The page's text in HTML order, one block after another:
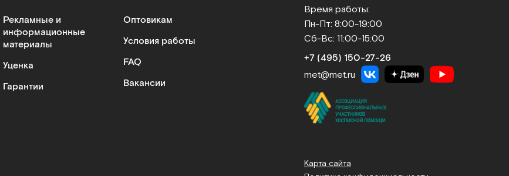
Рекламные и
информационные
материалы
Уценка
Гарантии
Оптовикам
Условия работы
FAQ
Вакансии
Время работы:
Пн-Пт: 8:00-19:00
Сб-Вс: 11:00-15:00
+7 (495) 150‑27‑26
met@met.ru
Карта сайта